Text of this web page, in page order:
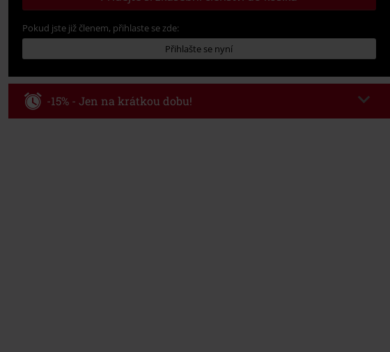
Pokud jste již členem, přihlaste se zde:
Přihlašte se nyní
-15% - Jen na krátkou dobu!